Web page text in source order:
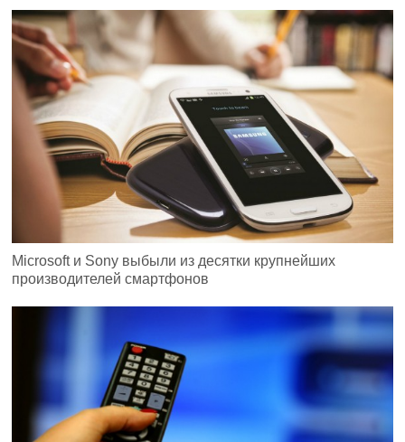
Microsoft и Sony выбыли из десятки крупнейших
производителей смартфонов